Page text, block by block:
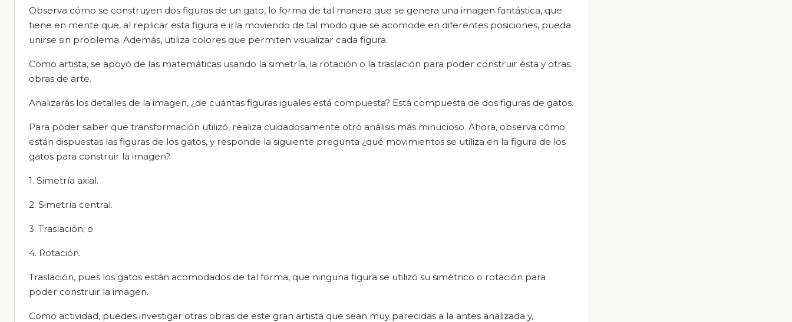
Observa cómo se construyen dos figuras de un gato, lo forma de tal manera que se genera una imagen fantástica, que
tiene en mente que, al replicar esta figura e irla moviendo de tal modo que se acomode en diferentes posiciones, pueda
unirse sin problema. Además, utiliza colores que permiten visualizar cada figura.
Como artista, se apoyó de las matemáticas usando la simetría, la rotación o la traslación para poder construir ésta y otras
obras de arte.
Analizarás los detalles de la imagen, ¿de cuántas figuras iguales está compuesta? Está compuesta de dos figuras de gatos.
Para poder saber que transformación utilizó, realiza cuidadosamente otro análisis más minucioso. Ahora, observa cómo
están dispuestas las figuras de los gatos, y responde la siguiente pregunta ¿qué movimientos se utiliza en la figura de los
gatos para construir la imagen?
1. Simetría axial.
2. Simetría central.
3. Traslación; o
4. Rotación.
Traslación, pues los gatos están acomodados de tal forma, que ninguna figura se utilizó su simétrico o rotación para
poder construir la imagen.
Como actividad, puedes investigar otras obras de este gran artista que sean muy parecidas a la antes analizada y,